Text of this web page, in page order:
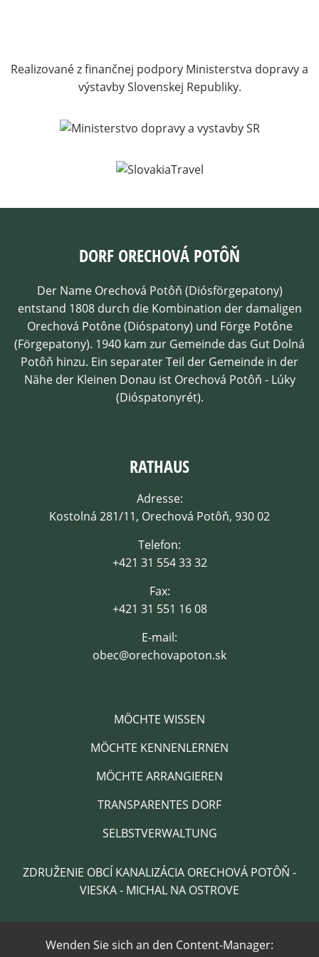
Realizované z finančnej podpory Ministerstva dopravy a
výstavby Slovenskej Republiky.
DORF ORECHOVÁ POTÔŇ
Der Name Orechová Potôň (Diósförgepatony)
entstand 1808 durch die Kombination der damaligen
Orechová Potône (Dióspatony) und Förge Potône
(Förgepatony). 1940 kam zur Gemeinde das Gut Dolná
Potôň hinzu. Ein separater Teil der Gemeinde in der
Nähe der Kleinen Donau ist Orechová Potôň - Lúky
(Dióspatonyrét).
MÖCHTE WISSEN
MÖCHTE KENNENLERNEN
MÖCHTE ARRANGIEREN
TRANSPARENTES DORF
SELBSTVERWALTUNG
RATHAUS
Adresse:
Kostolná 281/11, Orechová Potôň, 930 02
Telefon:
+421 31 554 33 32
Fax:
+421 31 551 16 08
E-mail:
obec@orechovapoton.sk
ZDRUŽENIE OBCÍ KANALIZÁCIA ORECHOVÁ POTÔŇ -
VIESKA - MICHAL NA OSTROVE
Wenden Sie sich an den Content-Manager: